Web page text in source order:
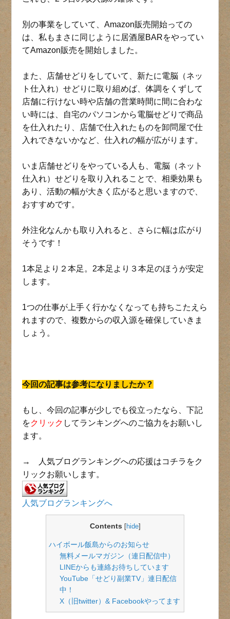
別の事業をしていて、Amazon販売開始っての
は、私もまさに同じように居酒屋BARをやってい
てAmazon販売を開始しました。
また、店舗せどりをしていて、新たに電脳（ネッ
ト仕入れ）せどりに取り組めば、体調をくずして
店舗に行けない時や店舗の営業時間に間に合わな
い時には、自宅のパソコンから電脳せどりで商品
を仕入れたり、店舗で仕入れたものを卸問屋で仕
入れできないかなど、仕入れの幅が広がります。
いま店舗せどりをやっている人も、電脳（ネット
仕入れ）せどりを取り入れることで、相乗効果も
あり、活動の幅が大きく広がると思いますので、
おすすめです。
外注化なんかも取り入れると、さらに幅は広がり
そうです！
1本足より２本足。2本足より３本足のほうが安定
します。
1つの仕事が上手く行かなくなっても持ちこたえら
れますので、複数からの収入源を確保していきま
しょう。
今回の記事は参考になりましたか？
もし、今回の記事が少しでも役立ったなら、下記
をクリック してランキングへのご協力をお願いし
ます。
→ 人気ブログランキングへの応援はコチラをク
リックお願いします。
人気ブログランキングへ
Contents hide]
ハイボール飯島からのお知らせ
無料メールマガジン（連日配信中）
LINEからも連絡お待ちしています
YouTube「せどり副業TV」連日配信
中！
X（旧twitter）& Facebookやってます